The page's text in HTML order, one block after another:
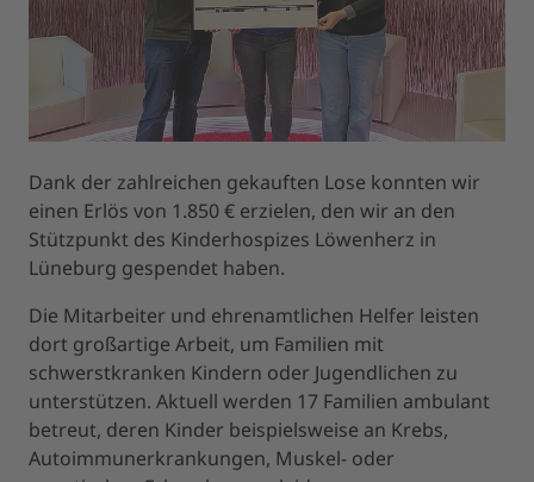
Dank der zahlreichen gekauften Lose konnten wir
einen Erlös von 1.850 € erzielen, den wir an den
Stützpunkt des Kinderhospizes Löwenherz in
Lüneburg gespendet haben.
Die Mitarbeiter und ehrenamtlichen Helfer leisten
dort großartige Arbeit, um Familien mit
schwerstkranken Kindern oder Jugendlichen zu
unterstützen. Aktuell werden 17 Familien ambulant
betreut, deren Kinder beispielsweise an Krebs,
Autoimmunerkrankungen, Muskel- oder